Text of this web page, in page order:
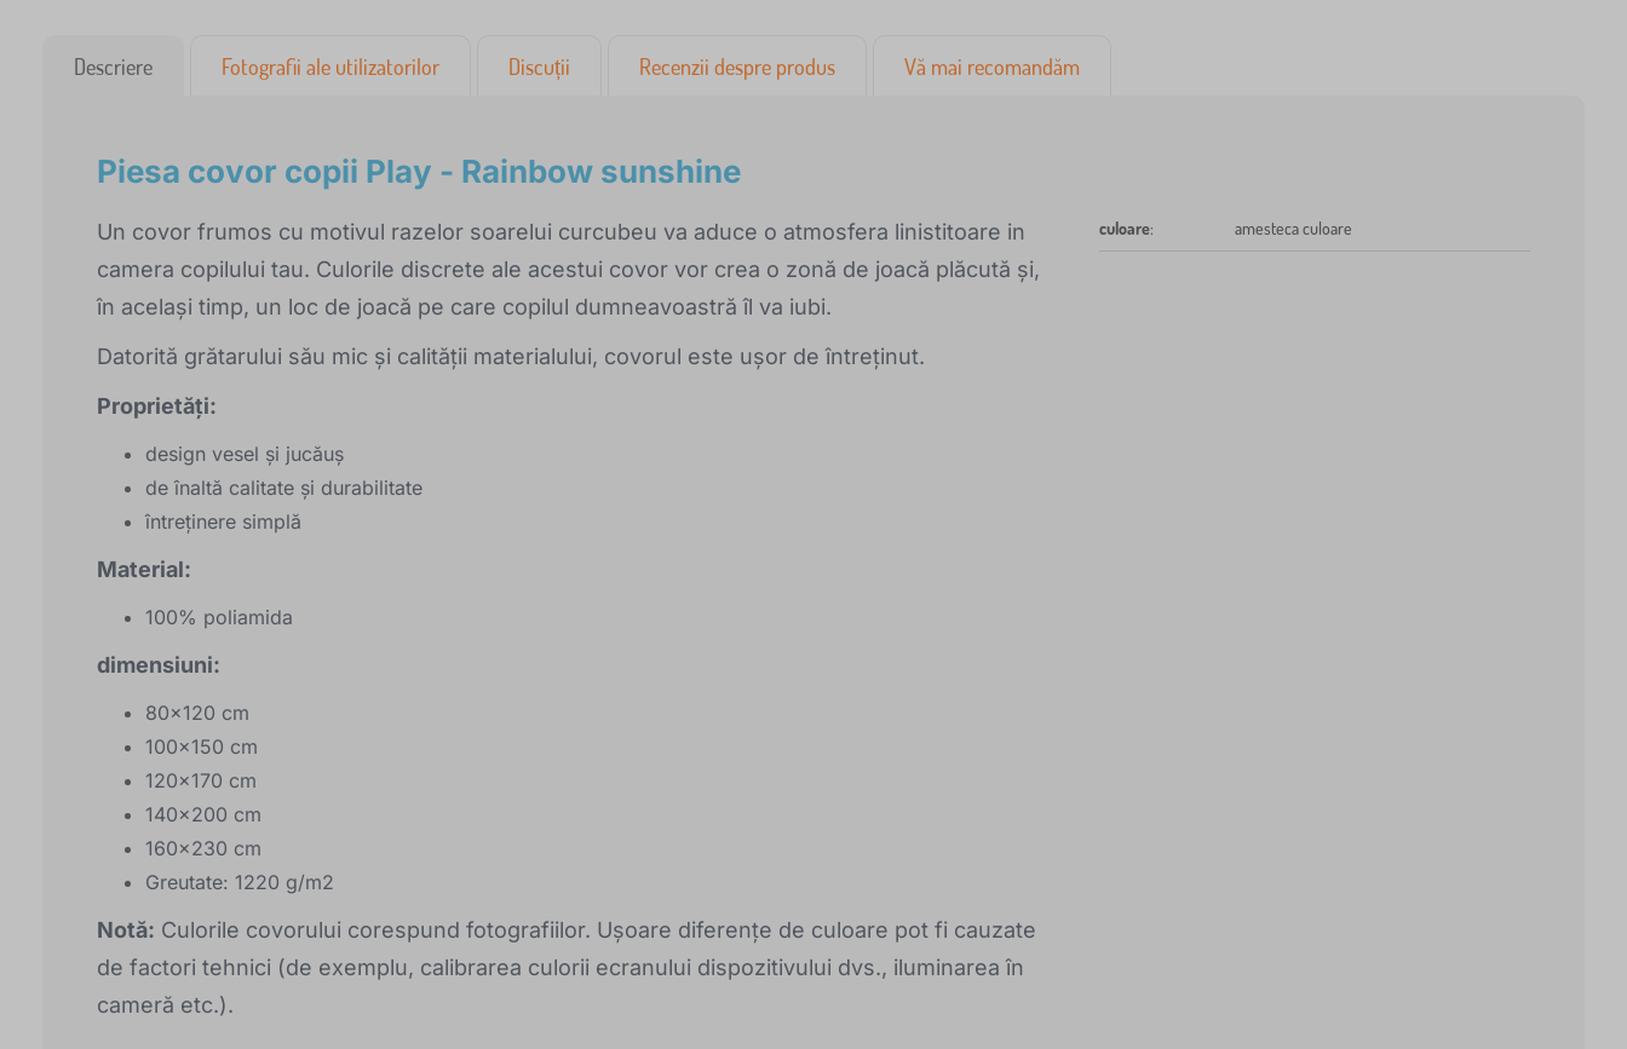
Descriere Fotografii ale utilizatorilor Discuții Recenzii despre produs Vă mai recomandăm
Piesa covor copii Play - Rainbow sunshine
Un covor frumos cu motivul razelor soarelui curcubeu va aduce o atmosfera linistitoare in
camera copilului tau. Culorile discrete ale acestui covor vor crea o zonă de joacă plăcută și,
în același timp, un loc de joacă pe care copilul dumneavoastră îl va iubi.
Datorită grătarului său mic și calității materialului, covorul este ușor de întreținut.
Proprietăți:
design vesel și jucăuș
de înaltă calitate și durabilitate
întreținere simplă
Material:
100% poliamida
dimensiuni:
80x120 cm
100x150 cm
120x170 cm
140x200 cm
160x230 cm
Greutate: 1220 g/m2
Notă: Culorile covorului corespund fotografiilor. Ușoare diferențe de culoare pot fi cauzate
de factori tehnici (de exemplu, calibrarea culorii ecranului dispozitivului dvs., iluminarea în
cameră etc.).
culoare: amesteca culoare